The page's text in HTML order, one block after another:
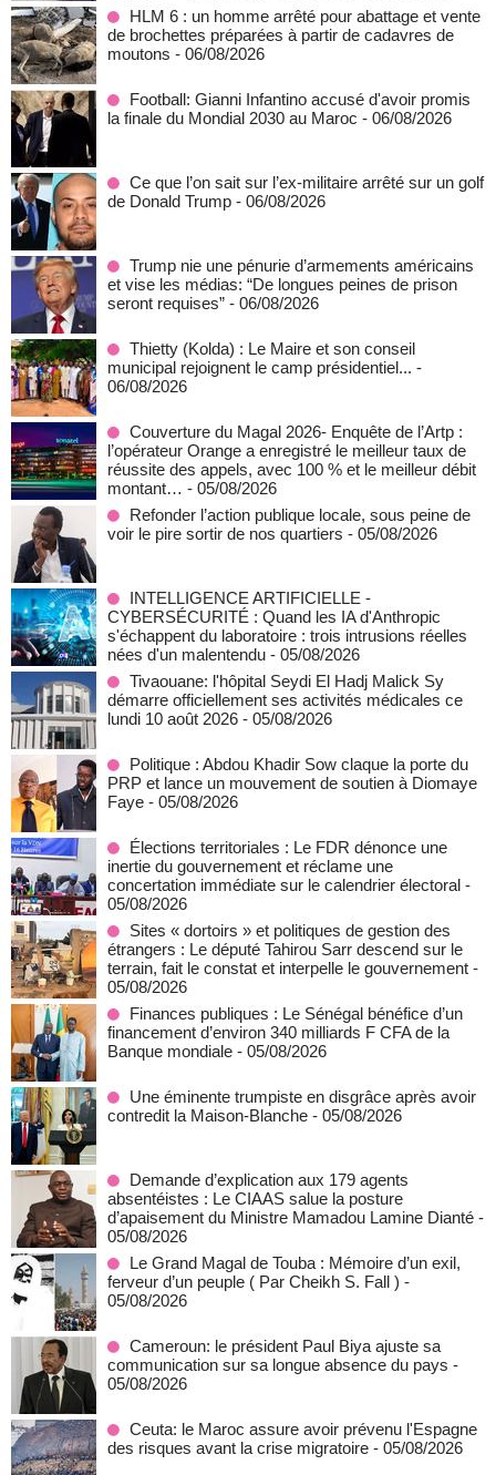
HLM 6 : un homme arrêté pour abattage et vente
de brochettes préparées à partir de cadavres de
moutons - 06/08/2026
Football: Gianni Infantino accusé d'avoir promis
la finale du Mondial 2030 au Maroc - 06/08/2026
Ce que l’on sait sur l’ex-militaire arrêté sur un golf
de Donald Trump - 06/08/2026
Trump nie une pénurie d’armements américains
et vise les médias: “De longues peines de prison
seront requises” - 06/08/2026
‎Thietty (Kolda) : Le Maire et son conseil
municipal rejoignent le camp présidentiel... -
06/08/2026
Couverture du Magal 2026- Enquête de l’Artp :
l’opérateur Orange a enregistré le meilleur taux de
réussite des appels, avec 100 % et le meilleur débit
montant… - 05/08/2026
Refonder l’action publique locale, sous peine de
voir le pire sortir de nos quartiers - 05/08/2026
INTELLIGENCE ARTIFICIELLE -
CYBERSÉCURITÉ : Quand les IA d'Anthropic
s'échappent du laboratoire : trois intrusions réelles
nées d'un malentendu - 05/08/2026
Tivaouane: l'hôpital Seydi El Hadj Malick Sy
démarre officiellement ses activités médicales ce
lundi 10 août 2026 - 05/08/2026
Politique : Abdou Khadir Sow claque la porte du
PRP et lance un mouvement de soutien à Diomaye
Faye - 05/08/2026
Élections territoriales : Le FDR dénonce une
inertie du gouvernement et réclame une
concertation immédiate sur le calendrier électoral -
05/08/2026
Sites « dortoirs » et politiques de gestion des
étrangers : Le député Tahirou Sarr descend sur le
terrain, fait le constat et interpelle le gouvernement -
05/08/2026
Finances publiques : Le Sénégal bénéfice d’un
financement d’environ 340 milliards F CFA de la
Banque mondiale - 05/08/2026
Une éminente trumpiste en disgrâce après avoir
contredit la Maison-Blanche - 05/08/2026
Demande d’explication aux 179 agents
absentéistes : Le CIAAS salue la posture
d’apaisement du Ministre Mamadou Lamine Dianté -
05/08/2026
Le Grand Magal de Touba : Mémoire d’un exil,
ferveur d’un peuple ( Par Cheikh S. Fall ) -
05/08/2026
Cameroun: le président Paul Biya ajuste sa
communication sur sa longue absence du pays -
05/08/2026
Ceuta: le Maroc assure avoir prévenu l'Espagne
des risques avant la crise migratoire - 05/08/2026